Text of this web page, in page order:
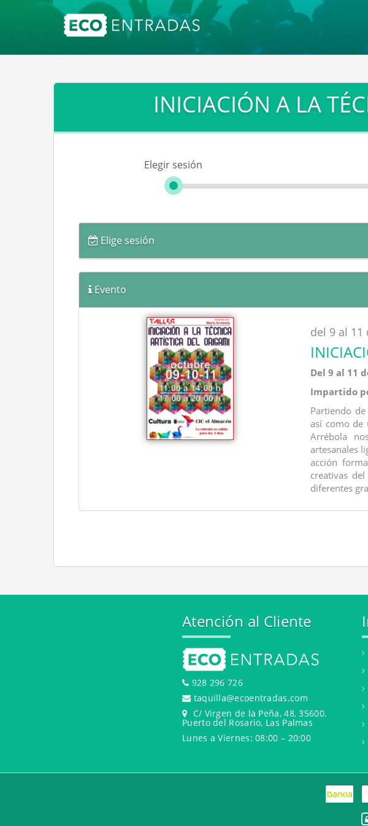
INICIACIÓN A LA
Elegir sesión
Elige sesión
Evento
del 9 al 11
Del 9 al 11
Impartido
Partiendo
así como de
Arrébola
artesanales
acción
creativas
diferentes
Atención al Cliente
928 296 726
taquilla@ecoentradas.com
C/ Virgen de la Peña, 48, 35600.
Puerto del Rosario, Las Palmas
Lunes a Viernes: 08:00 – 20:00